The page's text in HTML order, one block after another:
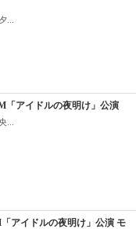
...
「アイドルの夜明け」公演
...
アイドルの夜明け」公演 モ